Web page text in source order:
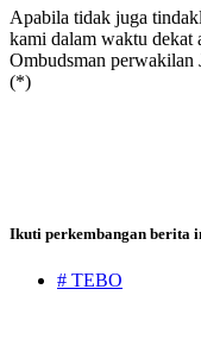
Apabila tidak juga
kami dalam waktu dekat
Ombudsman perwakilan
(*)
Ikuti perkembangan berita
# TEBO